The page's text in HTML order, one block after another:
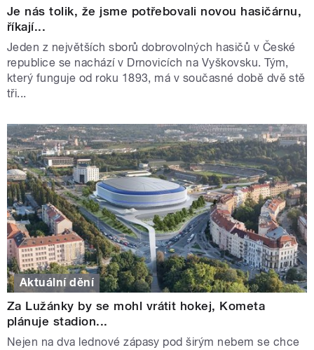
Je nás tolik, že jsme potřebovali novou hasičárnu,
říkají...
Jeden z největších sborů dobrovolných hasičů v České
republice se nachází v Drnovicích na Vyškovsku. Tým,
který funguje od roku 1893, má v současné době dvě stě
tři...
Aktuální dění
Za Lužánky by se mohl vrátit hokej, Kometa
plánuje stadion...
Nejen na dva lednové zápasy pod širým nebem se chce